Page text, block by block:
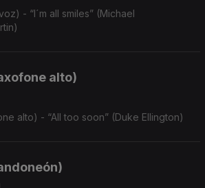
- “I´m all smiles” (Michael
alto)
alto) - “All too soon” (Duke Ellington)